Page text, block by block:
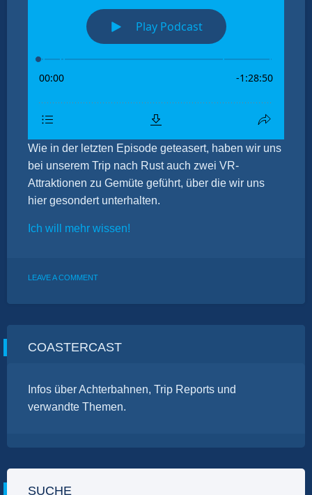
Wie in der letzten Episode geteasert, haben wir uns
bei unserem Trip nach Rust auch zwei VR-
Attraktionen zu Gemüte geführt, über die wir uns
hier gesondert unterhalten.
Ich will mehr wissen!
LEAVE A COMMENTON
COASTERCAST
Infos über Achterbahnen, Trip Reports und
verwandte Themen.
SUCHE